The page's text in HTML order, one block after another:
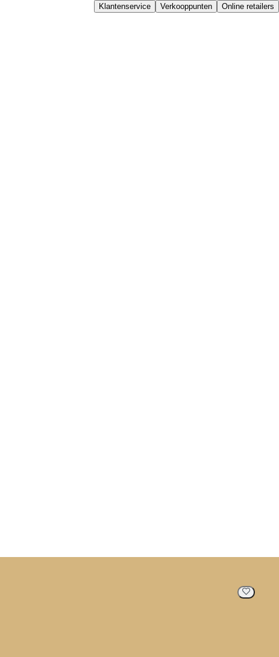
Klantenservice Verkooppunten Online retailers